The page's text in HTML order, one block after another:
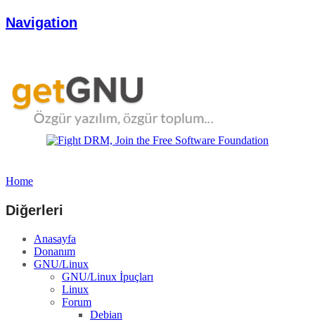
Navigation
Home
Diğerleri
Anasayfa
Donanım
GNU/Linux
GNU/Linux İpuçları
Linux
Forum
Debian